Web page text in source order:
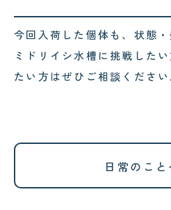
今回入荷した個体も、状態・
ミドリイシ水槽に挑戦した
たい方はぜひご相談ください
日常のこと